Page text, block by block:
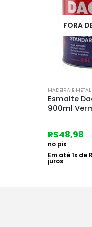
FORA
MADEIRA E METAL
Esmalte
900ml
R$48,98
no pix
Em até1x de
juros